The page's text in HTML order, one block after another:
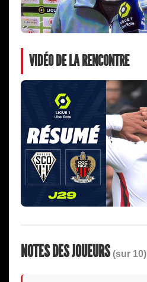
VIDÉO DE LA RENCONTRE
NOTES DES JOUEURS (sur 10)